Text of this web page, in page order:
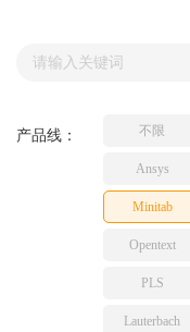
Perforce
TESSY
Source Insight
技术文档
网络研讨会
产品线： 不限
Ansys
Minitab
Opentext
PLS
Lauterbach